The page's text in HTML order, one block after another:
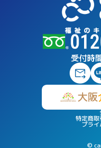
特定商
プラ
©